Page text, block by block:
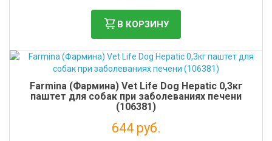
В КОРЗИНУ
Farmina (Фармина) Vet Life Dog Hepatic 0,3кг
паштет для собак при заболеваниях печени
(106381)
644 руб.